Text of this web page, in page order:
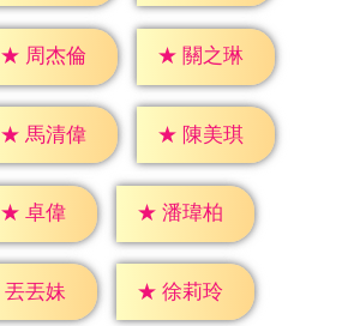
★ 周杰倫 ★ 關之琳
★ 馬清偉 ★ 陳美琪
★ 卓偉 ★ 潘瑋柏
丟丟妹 ★ 徐莉玲